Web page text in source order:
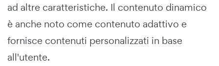
ad altre caratteristiche. Il contenuto dinamico
è anche noto come contenuto adattivo e
fornisce contenuti personalizzati in base
all'utente.